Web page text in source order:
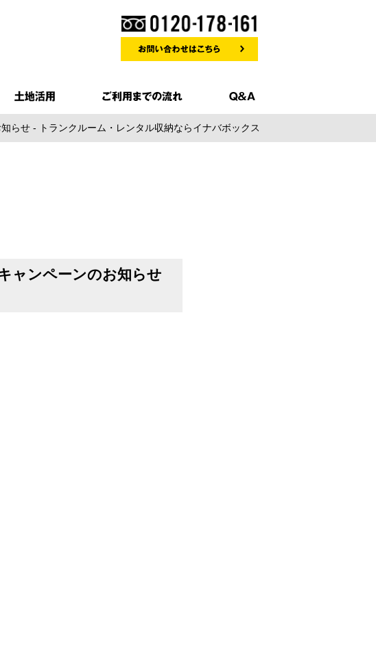
らせ - トランクルーム・レンタル収納ならイナバボックス
ャンペーンのお知らせ